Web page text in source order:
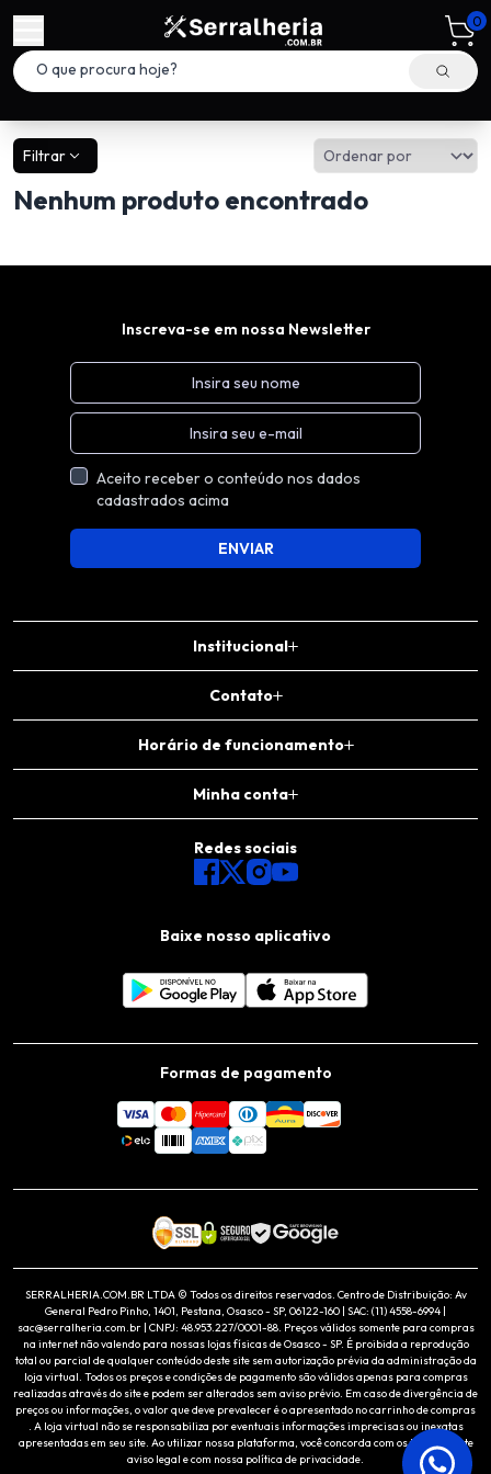
0
Filtrar
Nenhum produto encontrado
Institucional
Contato
Horário de funcionamento
Minha conta
Baixe nosso aplicativo
Redes sociais
Inscreva-se em nossa Newsletter
Aceito receber o conteúdo nos dados
cadastrados acima
ENVIAR
Formas de pagamento
SERRALHERIA.COM.BR LTDA © Todos os direitos reservados. Centro de Distribuição: Av
General Pedro Pinho, 1401, Pestana, Osasco - SP, 06122-160 | SAC: (11) 4558-6994 |
sac@serralheria.com.br | CNPJ: 48.953.227/0001-88. Preços válidos somente para compras
na internet não valendo para nossas lojas físicas de Osasco - SP. É proibida a reprodução
total ou parcial de qualquer conteúdo deste site sem autorização prévia da administração da
loja virtual. Todos os preços e condições de pagamento são válidos apenas para compras
realizadas através do site e podem ser alterados sem aviso prévio. Em caso de divergência de
preços ou informações, o valor que deve prevalecer é o apresentado no carrinho de compras
. A loja virtual não se responsabiliza por eventuais informações imprecisas ou inexatas
apresentadas em seu site. Ao utilizar nossa plataforma, você concorda com os termos deste
aviso legal e com nossa política de privacidade.